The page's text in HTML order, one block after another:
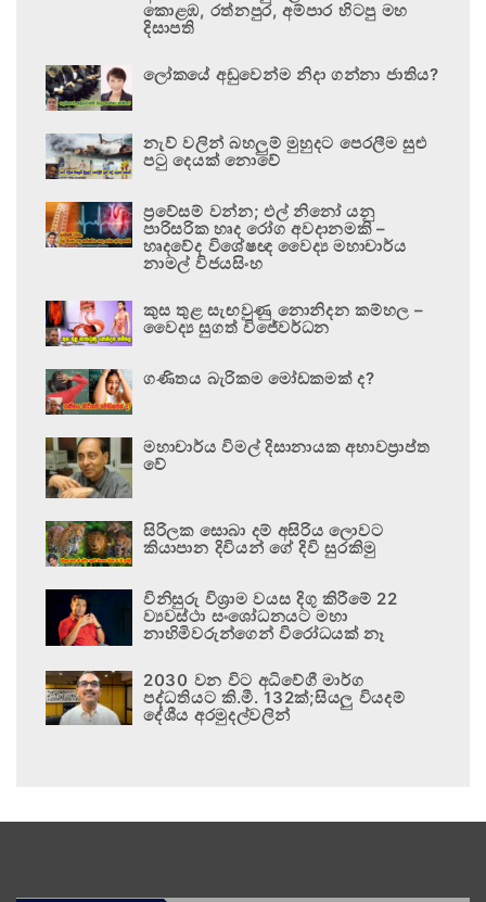
කොළඹ, රත්නපුර, අම්පාර හිටපු මහ
දිසාපති
ලෝකයේ අඩුවෙන්ම නිදා ගන්නා ජාතිය?
නැව් වලින් බහලුම් මුහුදට පෙරලීම සුළු
පටු දෙයක් නොවේ
ප්‍රවේසම් වන්න; එල් නිනෝ යනු
පාරිසරික හෘද රෝග අවදානමකි –
හෘදවේද විශේෂඥ වෛද්‍ය මහාචාර්ය
නාමල් විජයසිංහ
කුස තුළ සැඟවුණු නොනිදන කම්හල –
වෛද්‍ය සුගත් විජේවර්ධන
ගණිතය බැරිකම මෝඩකමක් ද?
මහාචාර්ය විමල් දිසානායක අභාවප්‍රාප්ත
වේ
සිරිලක සොබා දම් අසිරිය ලොවට
කියාපාන දිවියන් ගේ දිවි සුරකිමු
විනිසුරු විශ්‍රාම වයස දිගු කිරීමේ 22
ව්‍යවස්ථා සංශෝධනයට මහා
නාහිමිවරුන්ගෙන් විරෝධයක් නෑ
2030 වන විට අධිවේගී මාර්ග
පද්ධතියට කි.මී. 132ක්;සියලු වියදම්
දේශීය අරමුදල්වලින්